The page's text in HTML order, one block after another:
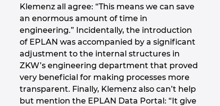
Klemenz all agree: “This means we can save
an enormous amount of time in
engineering.” Incidentally, the introduction
of EPLAN was accompanied by a significant
adjustment to the internal structures in
ZKW’s engineering department that proved
very beneficial for making processes more
transparent. Finally, Klemenz also can’t help
but mention the EPLAN Data Portal: “It give